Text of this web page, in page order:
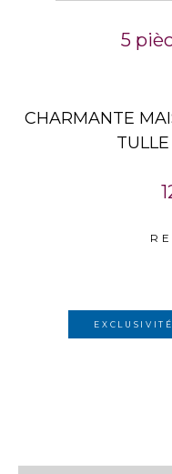
5
CHARMANTE
EXCLUSIVITÉ